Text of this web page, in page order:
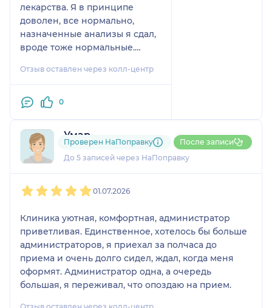
лекарства. Я в принципе
доволен, все нормально,
назначенные анализы я сдал,
вроде тоже нормальные.
достаточно, прям хорошо,
доверительная, без этого
Отзыв оставлен через колл-центр
0
Умар
2 отзыва
До 5 записей через НаПоправку
Проверен НаПоправку После записи
01.07.2026
Клиника уютная, комфортная, администратор
приветливая. Единственное, хотелось бы больше
администраторов, я приехал за полчаса до
приема и очень долго сидел, ждал, когда меня
оформят. Администратор одна, а очередь
большая, я переживал, что опоздаю на прием.